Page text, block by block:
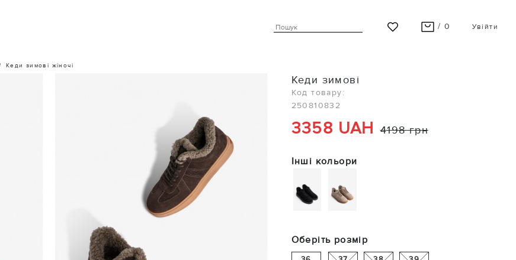
/ 0
Останні модні новинки чекають на Вас!
Увійти
Кеди зимові жіночі
Кеди зимові
Код товару:
250810832
3358 UAH 4198 грн
Інші кольори
Оберіть розмір